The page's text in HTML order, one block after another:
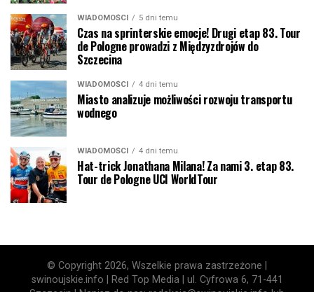
WIADOMOŚCI 5 dni temu
Czas na sprinterskie emocje! Drugi etap 83. Tour
de Pologne prowadzi z Międzyzdrojów do
Szczecina
WIADOMOŚCI 4 dni temu
Miasto analizuje możliwości rozwoju transportu
wodnego
WIADOMOŚCI 4 dni temu
Hat-trick Jonathana Milana! Za nami 3. etap 83.
Tour de Pologne UCI WorldTour
© Copyright 2026, Wszelkie prawa zastrzeżone |
swinoujskie.info | Red Top Media | ul. Cyfrowa 6, 71-441